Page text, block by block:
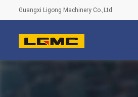
Guangxi Ligong Machinery Co.,Ltd